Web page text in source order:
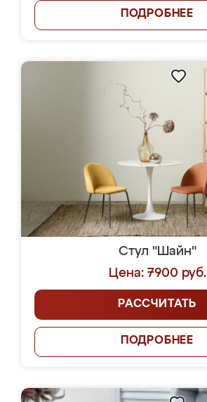
ПОДРОБНЕЕ
Стул "Шайн"
Цена: 7900 руб.
РАССЧИТАТЬ
ПОДРОБНЕЕ